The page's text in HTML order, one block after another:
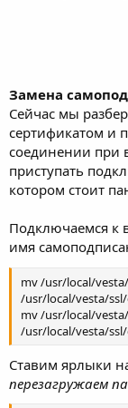
Замена
Сейчас мы
сертификатом и
соединении при
приступать
котором стоит
Подключаемся к
имя
mv /usr/local/
/usr/local/vesta/
mv /usr/local/
/usr/local/vesta/
Ставим ярлыки
перезагружаем